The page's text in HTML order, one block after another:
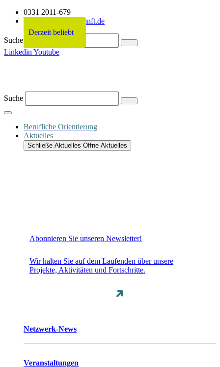
0331 2011-679
info@netzwerkzukunft.de
Suche
Linkedin Youtube
Suche
Berufliche Orientierung
Aktuelles
Schließe Aktuelles Öffne Aktuelles
Derzeit beliebt
Abonnieren Sie unseren Newsletter!
Wir halten Sie auf dem Laufenden über unsere
Projekte, Aktivitäten und Fortschritte.
Netzwerk-News
Veranstaltungen
Derzeit beliebt
Derzeit beliebt
Derzeit beliebt